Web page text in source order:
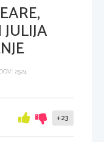
2524
+23